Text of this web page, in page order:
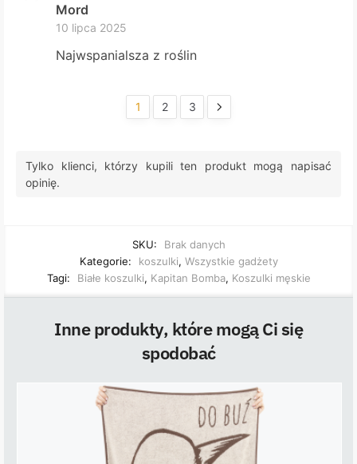
Mord
10 lipca 2025
Najwspanialsza z roślin
1 2 3
Tylko klienci, którzy kupili ten produkt mogą napisać
opinię.
SKU:
Brak danych
Kategorie:
koszulki, Wszystkie gadżety
Tagi:
Białe koszulki, Kapitan Bomba, Koszulki męskie
Inne produkty, które mogą Ci się
spodobać